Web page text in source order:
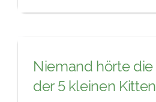
Niemand hörte
der 5 kleinen Kitten